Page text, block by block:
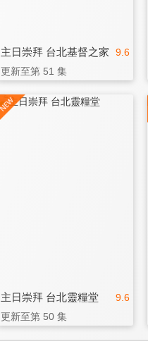
9.6
主日崇拜 台北基督之家
更新至第 51 集
9.6
主日崇拜 台北靈糧堂
更新至第 50 集